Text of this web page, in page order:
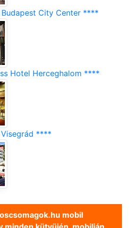
City Center ****
Hotel Herceghalom ****
****
mobil